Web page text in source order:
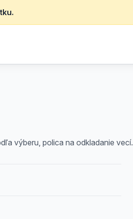
výberu, polica na odkladanie vecí.